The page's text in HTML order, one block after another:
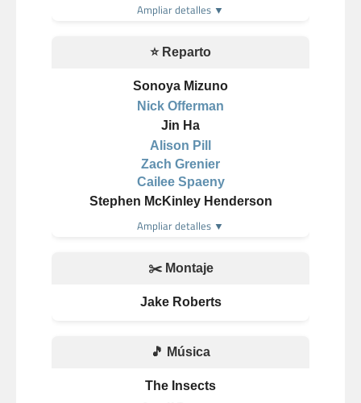
Ampliar detalles ▼
⭐ Reparto
Sonoya Mizuno
Nick Offerman
Jin Ha
Alison Pill
Zach Grenier
Cailee Spaeny
Stephen McKinley Henderson
Ampliar detalles ▼
✂️ Montaje
Jake Roberts
🎵 Música
The Insects